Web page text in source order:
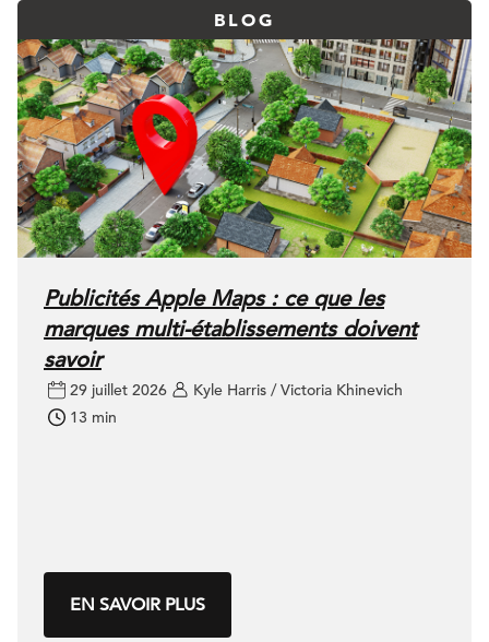
BLOG
Publicités Apple Maps : ce que les
marques multi-établissements doivent
savoir
29 juillet 2026
Kyle Harris / Victoria Khinevich
13 min
EN SAVOIR PLUS